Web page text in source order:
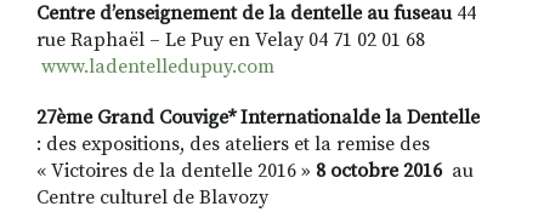
Centre d’enseignement de la dentelle au fuseau 44
rue Raphaël – Le Puy en Velay 04 71 02 01 68
www.ladentelledupuy.com
27ème Grand Couvige* Internationalde la Dentelle
: des expositions, des ateliers et la remise des
« Victoires de la dentelle 2016 » 8 octobre 2016 au
Centre culturel de Blavozy